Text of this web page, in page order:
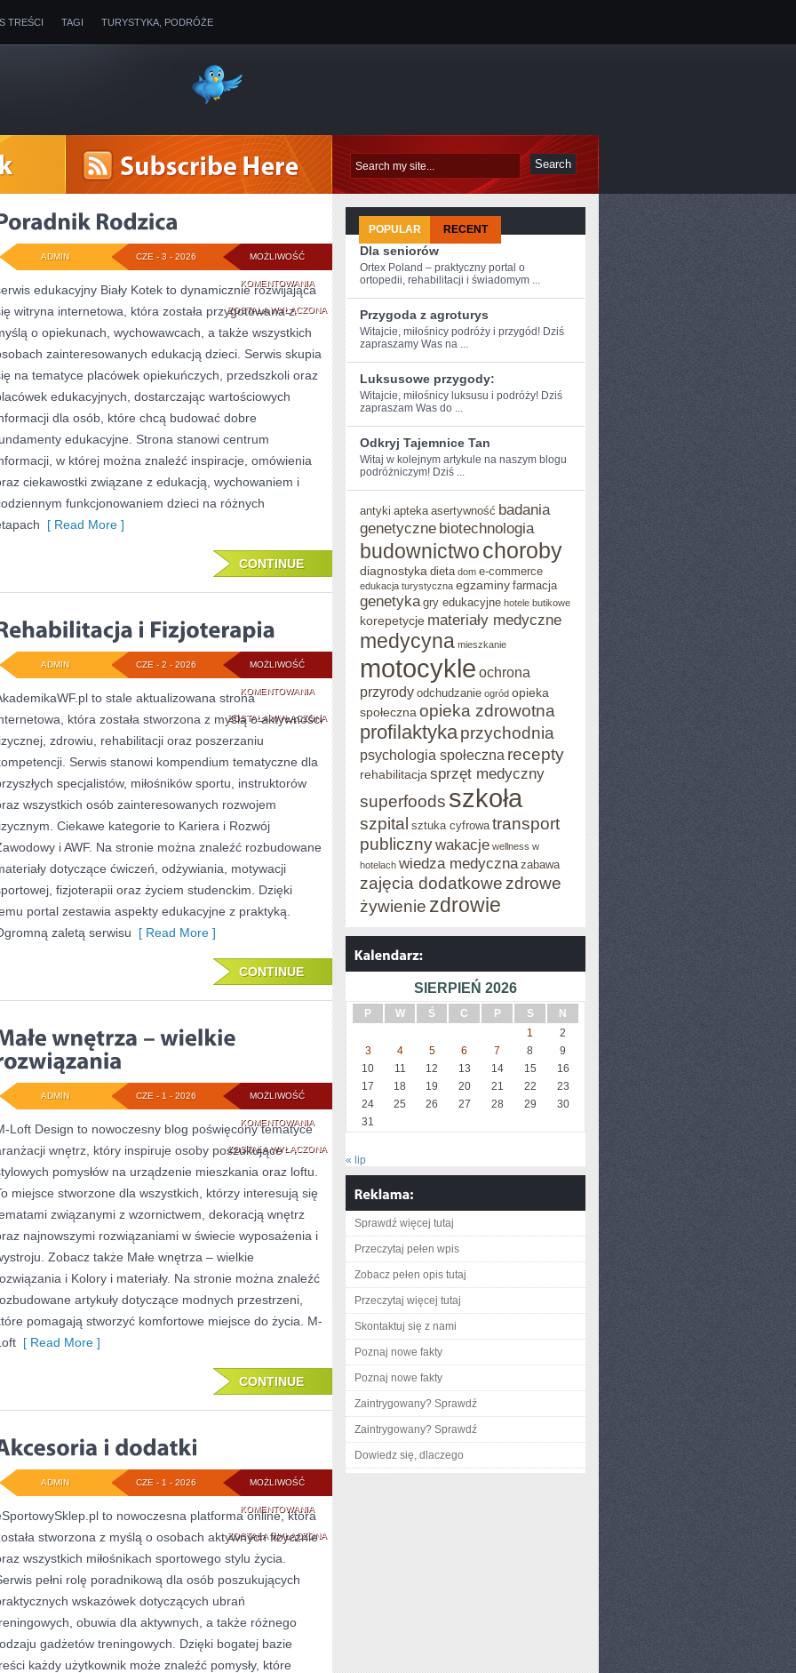
TREŚCI TAGI TURYSTYKA, PODRÓŻE
MOŻLIWOŚĆ
KOMENTOWANIAPORADNIK
RODZICA
ZOSTAŁA WYŁĄCZONA
CZE - 3 - 2026
ADMIN
edukacyjny Biały Kotek to dynamicznie rozwijająca
witryna internetowa, która została przygotowana z
o opiekunach, wychowawcach, a także wszystkich
zainteresowanych edukacją dzieci. Serwis skupia
na tematyce placówek opiekuńczych, przedszkoli oraz
edukacyjnych, dostarczając wartościowych
dla osób, które chcą budować dobre
edukacyjne. Strona stanowi centrum
w której można znaleźć inspiracje, omówienia
ciekawostki związane z edukacją, wychowaniem i
funkcjonowaniem dzieci na różnych
[ Read More ]
CONTINUE
MOŻLIWOŚĆ
KOMENTOWANIAREHABILITACJA
I
FIZJOTERAPIA
ZOSTAŁA WYŁĄCZONA
CZE - 2 - 2026
ADMIN
to stale aktualizowana strona
która została stworzona z myślą o aktywności
zdrowiu, rehabilitacji oraz poszerzaniu
Serwis stanowi kompendium tematyczne dla
specjalistów, miłośników sportu, instruktorów
wszystkich osób zainteresowanych rozwojem
Ciekawe kategorie to Kariera i Rozwój
i AWF. Na stronie można znaleźć rozbudowane
dotyczące ćwiczeń, odżywiania, motywacji
fizjoterapii oraz życiem studenckim. Dzięki
portal zestawia aspekty edukacyjne z praktyką.
zaletą serwisu [ Read More ]
CONTINUE
MOŻLIWOŚĆ
KOMENTOWANIAMAŁE
WNĘTRZA
–
WIELKIE
ROZWIĄZANIA
ZOSTAŁA WYŁĄCZONA
CZE - 1 - 2026
ADMIN
Loft Design to nowoczesny blog poświęcony tematyce
wnętrz, który inspiruje osoby poszukujące
pomysłów na urządzenie mieszkania oraz loftu.
miejsce stworzone dla wszystkich, którzy interesują się
związanymi z wzornictwem, dekoracją wnętrz
najnowszymi rozwiązaniami w świecie wyposażenia i
Zobacz także Małe wnętrza – wielkie
i Kolory i materiały. Na stronie można znaleźć
artykuły dotyczące modnych przestrzeni,
pomagają stworzyć komfortowe miejsce do życia. M-
[ Read More ]
CONTINUE
MOŻLIWOŚĆ
KOMENTOWANIAAKCESORIA
I
DODATKI
ZOSTAŁA WYŁĄCZONA
CZE - 1 - 2026
ADMIN
to nowoczesna platforma online, która
stworzona z myślą o osobach aktywnych fizycznie
wszystkich miłośnikach sportowego stylu życia.
pełni rolę poradnikową dla osób poszukujących
wskazówek dotyczących ubrań
obuwia dla aktywnych, a także różnego
gadżetów treningowych. Dzięki bogatej bazie
każdy użytkownik może znaleźć pomysły, które
POPULAR RECENT
Dla seniorów
Ortex Poland – praktyczny portal o
ortopedii, rehabilitacji i świadomym ...
Przygoda z agroturys
Witajcie, miłośnicy podróży i ⁢przygód! Dziś
‍zapraszamy Was na ...
Luksusowe przygody:
Witajcie, miłośnicy luksusu i podróży!​ Dziś‌
zapraszam Was do ...
Odkryj Tajemnice Tan
Witaj w kolejnym artykule na naszym‍ blogu
podróżniczym! Dziś ...
antyki apteka asertywność badania
genetyczne biotechnologia
budownictwochoroby
diagnostyka dieta dom e-commerce
edukacja turystyczna egzaminy farmacja
genetyka gry edukacyjne hotele butikowe
korepetycje materiały medyczne
medycyna mieszkanie
motocykle ochrona
przyrody odchudzanie ogród opieka
społeczna opieka zdrowotna
profilaktykaprzychodnia
psychologia społeczna recepty
rehabilitacja sprzęt medyczny
superfoods szkoła
szpital sztuka cyfrowa transport
publicznywakacje wellness w
hotelach wiedza medyczna zabawa
zajęcia dodatkowe zdrowe
żywienie zdrowie
SIERPIEŃ 2026
P W Ś C P S
N
1
2
3
4 5 6 7 8
9
10
11 12 13 14 15
16
17
18 19 20 21 22
23
24
25 26 27 28 29
30
31
« lip
Sprawdź więcej tutaj
Przeczytaj pełen wpis
Zobacz pełen opis tutaj
Przeczytaj więcej tutaj
Skontaktuj się z nami
Poznaj nowe fakty
Poznaj nowe fakty
Zaintrygowany? Sprawdź
Zaintrygowany? Sprawdź
Dowiedz się, dlaczego